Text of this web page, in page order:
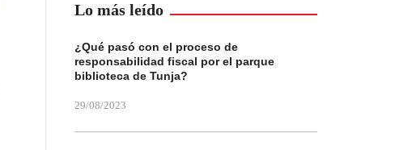
Lo más leído
¿Qué pasó con el proceso de
responsabilidad fiscal por el parque
biblioteca de Tunja?
29/08/2023